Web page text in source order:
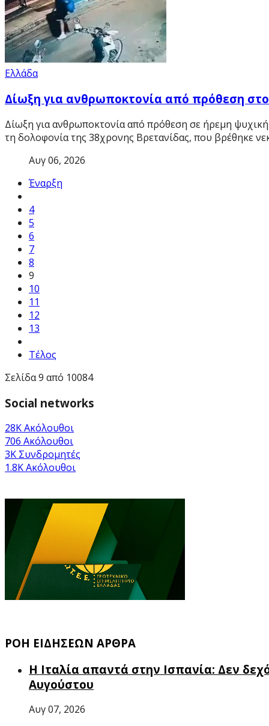
Ελλάδα
Δίωξη για ανθρωποκτονία από πρόθεση
Δίωξη για ανθρωποκτονία από πρόθεση σε ήρεμη
τη δολοφονία της 38χρονης Βρετανίδας, που βρέθηκε
Αυγ 06, 2026
Έναρξη
4
5
6
7
8
9
10
11
12
13
Τέλος
Σελίδα 9 από 10084
Social networks
28KΑκόλουθοι
706 Ακόλουθοι
3K Συνδρομητές
1.8KΑκόλουθοι
ΡΟΗ ΕΙΔΗΣΕΩΝ ΑΡΘΡΑ
Η Ιταλία απαντά στην Ισπανία: Δεν
Αυγούστου
Αυγ 07, 2026